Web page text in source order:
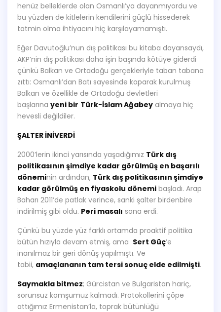
henüz belleklerde olan Osmanlı’ya dayanmıyordu ve
bu yüzden de kitlelerin kendilerini güçlü hissederek
tatmin olma ihtiyacını hiç karşılayamamıştı.
Eğer Davutoğlu’nun dış politikası bu kitaba dayansaydı,
AKP’nin dış politikası daha işin başında kötüye giderdi
çünkü Balkan ve Ortadoğu gerçekleriyle taban tabana
zıttı: Osmanlı’dan Batı sayesinde koparak kurulmuş
Balkan ve özellikle de Ortadoğu devletleri
başlarına yeni bir Türk-İslam Ağabey almaya hiç
hevesli değildiler.
ŞALTER İNİVERDİ
2000’lerin ikinci yarısında yaşadığımız Türk dış
politikasının şimdiye kadar görülmüş en başarılı
döneminin ardından, Türk dış politikasının şimdiye
kadar görülmüş en fiyaskolu dönemi başladı. Arap
Baharı 2011’de patlak verince, sanki şalter birdenbire
indirilmiş gibi oldu. Peri masalı sona erdi.
Çünkü bu yüzde yüz farklı ortamda proaktif politika
bütün hızıyla devam etmiş, ama Sert Güç’e
inanılmaz bir geri dönüş yapılmıştı. Ve
tabii, amaçlananın tam tersi sonuç elde edilmişti.
Saymakla bitmez; Gürcistan ve Bulgaristan hariç,
sorunsuz komşumuz kalmadı. Protokollerini çöpe
attığımız Ermenistan’la, toprak bütünlüğü